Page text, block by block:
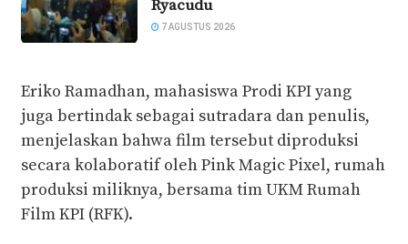
Ryacudu
7 AGUSTUS 2026
Eriko Ramadhan, mahasiswa Prodi KPI yang
juga bertindak sebagai sutradara dan penulis,
menjelaskan bahwa film tersebut diproduksi
secara kolaboratif oleh Pink Magic Pixel, rumah
produksi miliknya, bersama tim UKM Rumah
Film KPI (RFK).